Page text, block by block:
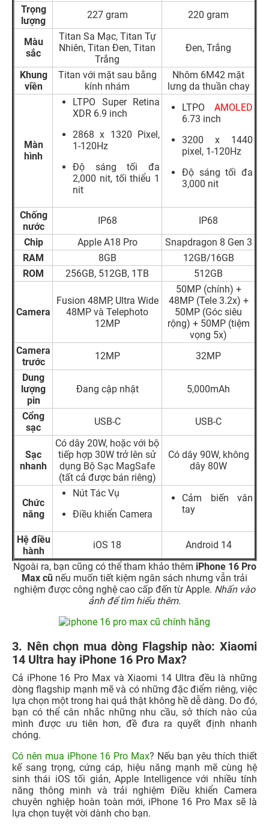
Trọng
lượng
227 gram 220 gram
Màu
sắc
Titan Sa Mạc, Titan Tự
Nhiên, Titan Đen, Titan
Trắng
Đen, Trắng
Khung
viền
Titan với mặt sau bằng
kính nhám
Nhôm 6M42 mặt
lưng da thuần chay
Màn
hình
LTPO Super Retina
XDR 6.9 inch
2868 x 1320 Pixel,
1-120Hz
Độ sáng tối đa
2,000 nit, tối thiểu 1
nit
LTPO AMOLED
6.73 inch
3200 x 1440
pixel, 1-120Hz
Độ sáng tối đa
3,000 nit
Chống
nước
IP68
IP68
Chip
Apple A18 Pro
Snapdragon 8 Gen 3
RAM
8GB
12GB/16GB
ROM
256GB, 512GB, 1TB 512GB
Camera
Fusion 48MP, Ultra Wide
48MP và Telephoto
12MP
50MP (chính) +
48MP (Tele 3.2x) +
50MP (Góc siêu
rộng) + 50MP (tiệm
vọng 5x)
Camera
trước
12MP
32MP
Dung
lượng
pin
Đang cập nhật 5,000mAh
Cổng
sạc
USB-C USB-C
Sạc
nhanh
Có dây 20W, hoặc với bộ
tiếp hợp 30W trở lên sử
dụng Bộ Sạc MagSafe
(tất cả được bán riêng)
Có dây 90W, không
dây 80W
Chức
năng
Nút Tác Vụ
Điều khiển Camera
Cảm biến vân
tay
Hệ điều
hành
iOS 18
Android 14
Ngoài ra, bạn cũng có thể tham khảo thêm iPhone 16 Pro
Max cũ nếu muốn tiết kiệm ngân sách nhưng vẫn trải
nghiệm được công nghệ cao cấp đến từ Apple. Nhấn vào
ảnh để tìm hiểu thêm.
3. Nên chọn mua dòng Flagship nào: Xiaomi
14 Ultra hay iPhone 16 Pro Max?
Cả iPhone 16 Pro Max và Xiaomi 14 Ultra đều là những
dòng flagship mạnh mẽ và có những đặc điểm riêng, việc
lựa chọn một trong hai quả thật không hề dễ dàng. Do đó,
bạn có thể cân nhắc những nhu cầu, sở thích nào của
mình được ưu tiên hơn, đề đưa ra quyết định nhanh
chóng.
Có nên mua iPhone 16 Pro Max? Nếu bạn yêu thích thiết
kế sang trọng, cứng cáp, hiệu năng mạnh mẽ cùng hệ
sinh thái iOS tối giản, Apple Intelligence với nhiều tính
năng thông minh và trải nghiệm Điều khiển Camera
chuyên nghiệp hoàn toàn mới, iPhone 16 Pro Max sẽ là
lựa chọn tuyệt vời dành cho bạn.